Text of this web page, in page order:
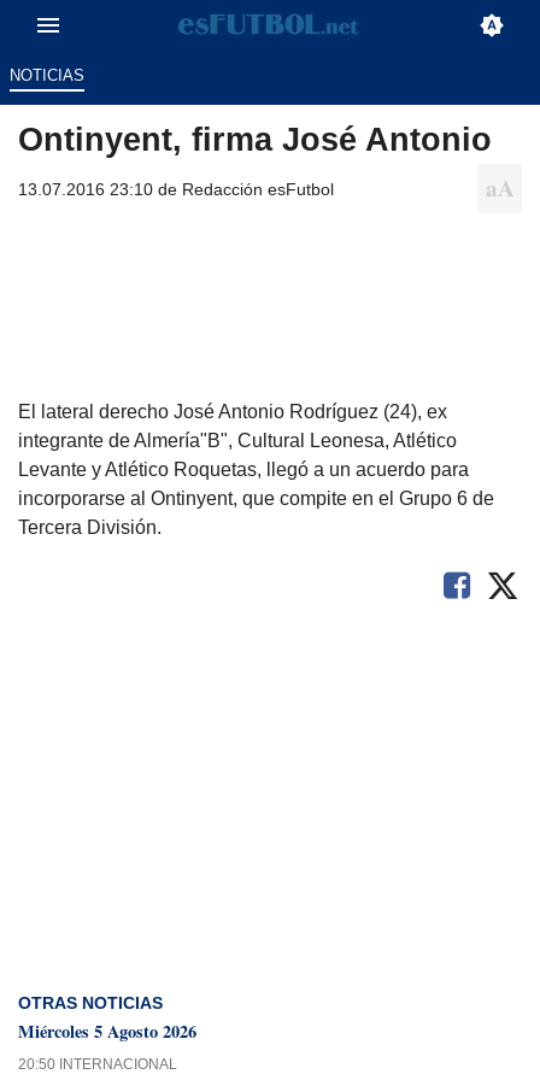
NOTICIAS
Ontinyent, firma José Antonio
13.07.2016 23:10 de Redacción esFutbol
El lateral derecho José Antonio Rodríguez (24), ex
integrante de Almería"B", Cultural Leonesa, Atlético
Levante y Atlético Roquetas, llegó a un acuerdo para
incorporarse al Ontinyent, que compite en el Grupo 6 de
Tercera División.
OTRAS NOTICIAS
Miércoles 5 Agosto 2026
20:50 INTERNACIONAL